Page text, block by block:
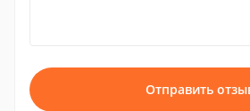
Отправить